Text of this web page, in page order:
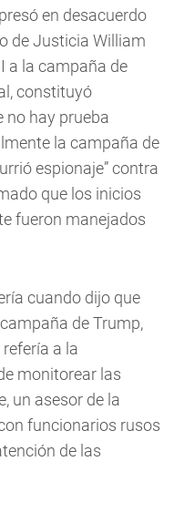
en desacuerdo
de Justicia William
a la campaña de
constituyó
no hay prueba
la campaña de
espionaje” contra
que los inicios
fueron manejados
cuando dijo que
de Trump,
a la
monitorear las
un asesor de la
funcionarios rusos
de las